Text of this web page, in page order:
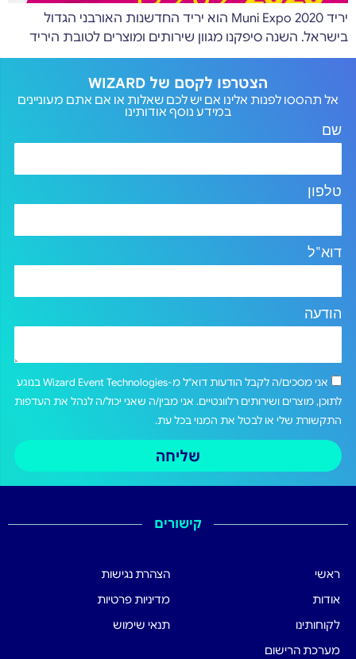
יריד Muni Expo 2020 הוא יריד החדשנות האורבני הגדול
בישראל. השנה סיפקנו מגוון שירותים ומוצרים לטובת היריד
הצטרפו לקסם של WIZARD
אל תהססו לפנות אלינו אם יש לכם שאלות או אם אתם מעוניינים
במידע נוסף אודותינו
שם
טלפון
דוא"ל
הודעה
אני מסכים/ה לקבל הודעות דוא"ל מ-Wizard Event Technologies בנוגע
לתוכן, מוצרים ושירותים רלוונטיים. אני מבין/ה שאני יכול/ה לנהל את העדפות
התקשורת שלי או לבטל את המנוי בכל עת.
שליחה
קישורים
ראשי
אודות
לקוחותינו
מערכת הרישום
הצהרת נגישות
מדיניות פרטיות
תנאי שימוש